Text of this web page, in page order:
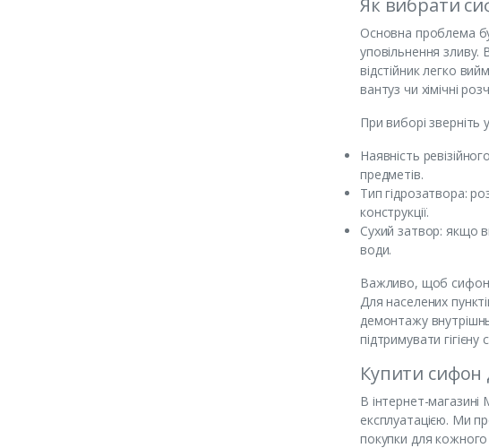
Основна проблема
уповільнення зливу.
відстійник легко
вантуз чи хімічні
При виборі зверніть
Наявність
предметів.
Тип гідрозатвора:
конструкції.
Сухий затвор: якщо
води.
Важливо, щоб сифон
Для населених
демонтажу
підтримувати
Купити сифон
В інтернет-
експлуатацією. Ми
покупки для кожного